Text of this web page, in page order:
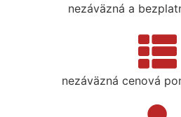
nezáväzná a
nezáväzná cenová